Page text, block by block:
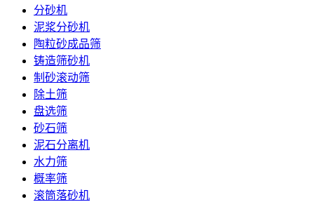
分砂机
泥浆分砂机
陶粒砂成品筛
铸造筛砂机
制砂滚动筛
除土筛
盘选筛
砂石筛
泥石分离机
水力筛
概率筛
滚筒落砂机